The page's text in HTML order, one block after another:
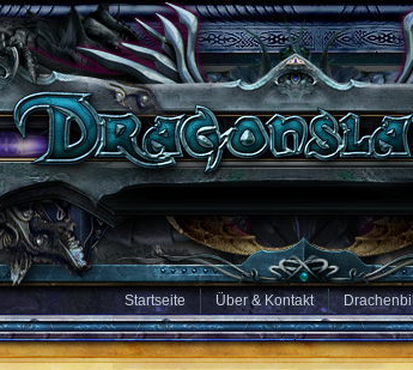
Startseite Über & Kontakt